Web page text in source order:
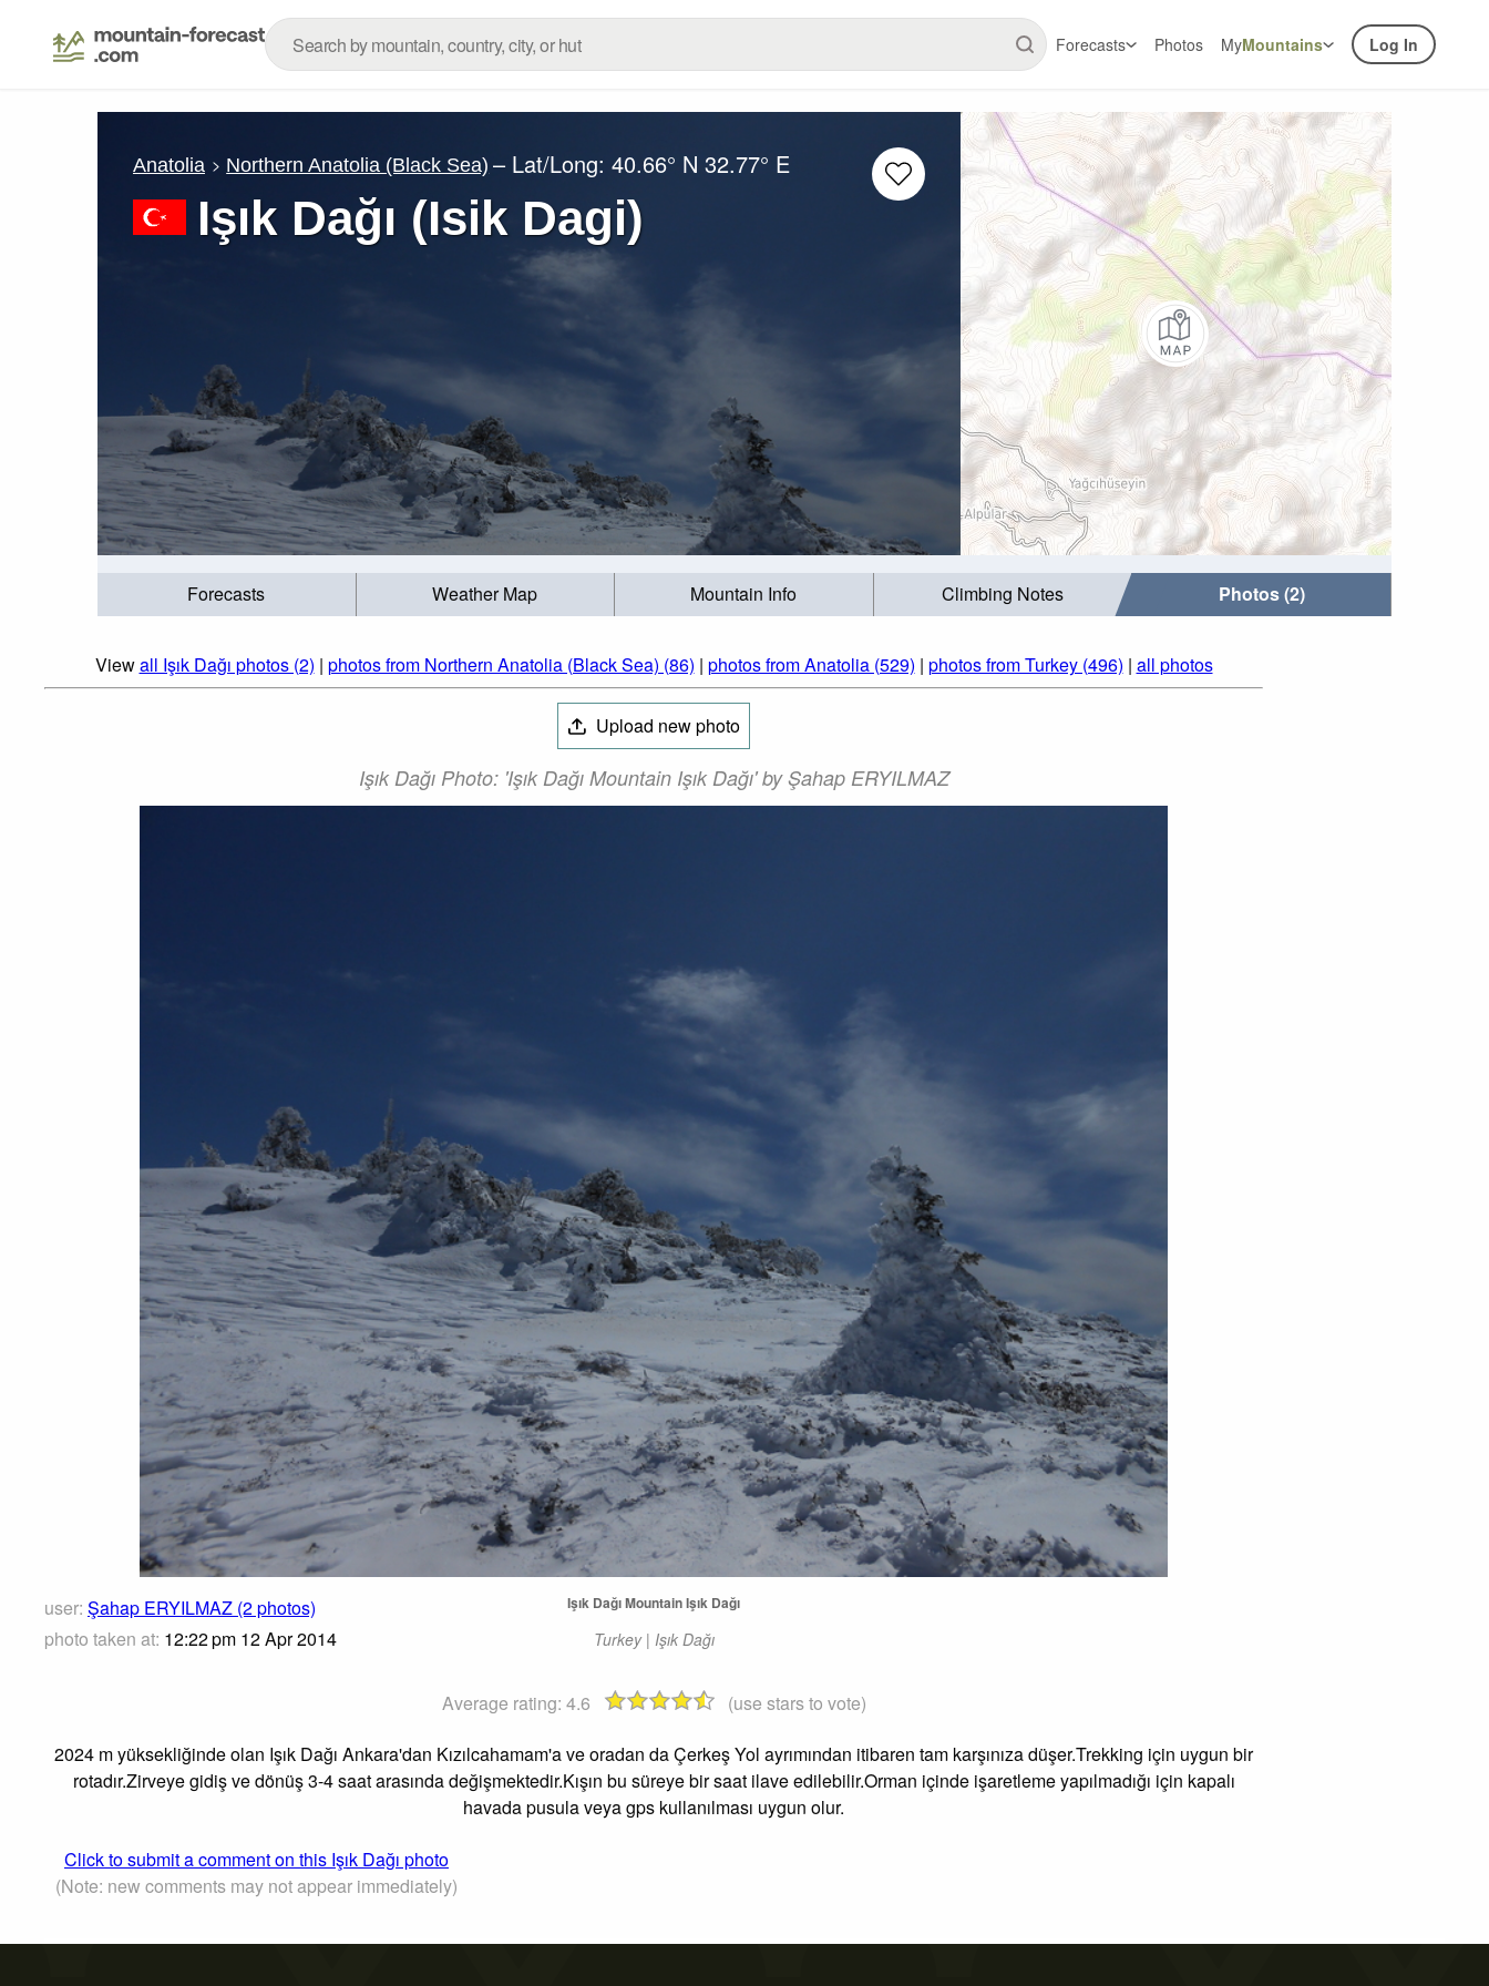
Forecasts Photos MyMountains Log In
Anatolia Northern Anatolia (Black Sea) – Lat/Long:40.66° N 32.77° E
Işık Dağı (Isik Dagi)
Forecasts Weather Map Mountain Info Climbing Notes Photos (2)
Viewall Işık Dağı photos (2) | photos from Northern Anatolia (Black Sea) (86) | photos from Anatolia (529) | photos from Turkey (496) | all photos
Upload new photo
Işık Dağı Photo: 'Işık Dağı Mountain Işık Dağı' by Şahap ERYILMAZ
user: Şahap ERYILMAZ (2 photos)
photo taken at: 12:22 pm 12 Apr 2014
Işık Dağı Mountain Işık Dağı
Turkey | Işık Dağı
Average rating: 4.6
(use stars to vote)
2024 m yüksekliğinde olan Işık Dağı Ankara'dan Kızılcahamam'a ve oradan da Çerkeş Yol ayrımından itibaren tam karşınıza düşer.Trekking için uygun bir
rotadır.Zirveye gidiş ve dönüş 3-4 saat arasında değişmektedir.Kışın bu süreye bir saat ilave edilebilir.Orman içinde işaretleme yapılmadığı için kapalı
havada pusula veya gps kullanılması uygun olur.
Click to submit a comment on this Işık Dağı photo
(Note: new comments may not appear immediately)